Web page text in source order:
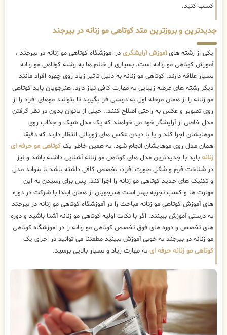
کسب کنید.
جدیدترین و بروزترین متد کوتاهی مو زنانه در بیرجند
یکی از رشته هایآموزش آرایشگری در اموزشگاه کوتاهی مو زنانه در بیرجند ،
آموزش کوتاهی مو زنانه است. بسیاری از خانم ها به رشته کوتاهی مو زنانه
بسیار علاقه دارند. کوتاهی مو زنانه به دلیل تاثیر زیاد روی چهره افراد مانند
دیگر رشته های عرصه زیبایی به مهارت کافی نیاز دارد. هنرجویان باید کوتاهی
مو زنانه را از همان مرحله اول به درستی فرا بگیرند تا بتوانند موهای افراد را از
روی تصویر و عکس به راحتی اصلاح کنند.. خیلی از بانوان بدون در نظر گرفتن
مدل خاصی از آرایشگر خود می خواهند که یک مدل شیک و جذاب روی
موهایشان اجرا کند و یا با دیدن عکس های ژورنالی انتظار دارند که دقیقا
همان مدل روی موهایشان انجام شود. به همین خاطر یک کوتاهی مو حرفه ای
زنانه باید با جدیدترین مدل های کوتاهی مو زنانه آشنایی داشته باشد و نیز
در شناخت فرم و شکل صورت افراد، تخصص کافی داشته باشد تا بتواند مدل
و تکنیک های جدید کوتاهی مو زنانه را اجرا کند. پس برای رسیدن به این
مهارت ها و کسب تجربه بهتر است هنرجویان از همان ابتدا با شرکت در دوره
های آموزش کوتاهی مو زنانه مباحث را در آموزشگاه کوتاهی مو زنانه در بیرجند
به درستی آموزش ببینند. اگر با نکات اولیه کوتاهی مو زنانه آشنا باشید و دوره
های تخصص و دوره های فوق تخصص کوتاهی مو زنانه را در اموزشگاه کوتاهی
مو زنانه در بیرجند به خوبی آموزش ببینید مطمئنا می توانید در اجرای یک
کوتاهی مو زنانه حرفه ای به مهارت زیاد و بسیار بالایی برسید.